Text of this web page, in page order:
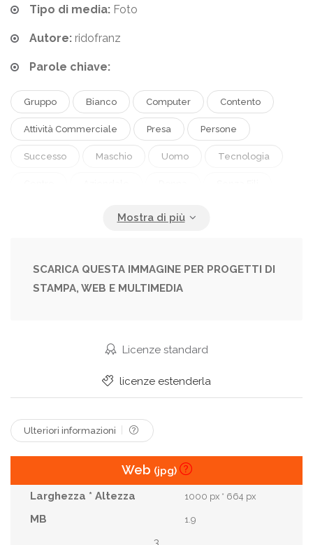
Tipo di media: Foto
Autore: ridofranz
Parole chiave:
Gruppo Bianco Computer Contento
Attività Commerciale Presa Persone
Successo Maschio Uomo Tecnologia
Computer Portatile
Uomo D'affari Risultato Capo Sicurezza
Esecutivo Squadra Lavoratore
Soddisfatto Orgoglioso
Au Au Au Lavoro
Uomini D'affari Lavoro Di Squadra
Sicurezza Dei Dati Centro Dati
SCARICA QUESTA IMMAGINE PER PROGETTI DI
STAMPA, WEB E MULTIMEDIA
Licenze standard
licenze estenderla
Ulteriori informazioni
Web (jpg)
1000 px * 664 px
1.9
3